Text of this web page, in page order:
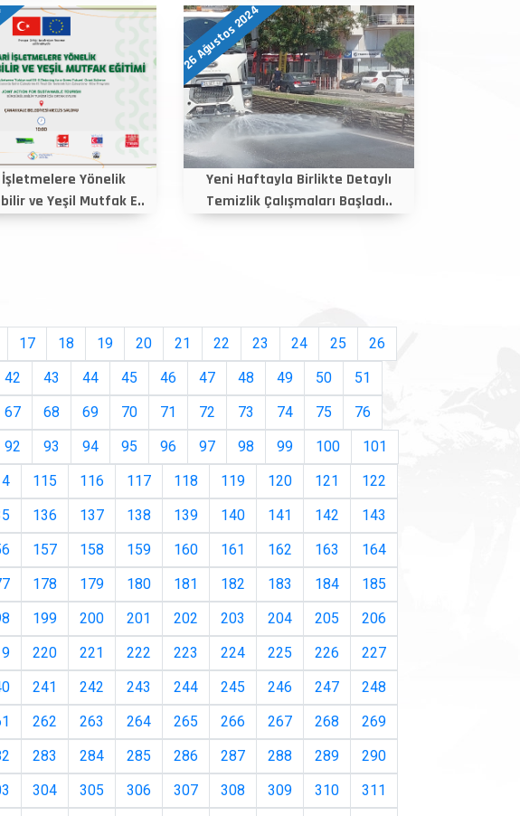
İşletmelere Yönelik
ve Yeşil Mutfak E..
26 Ağustos 2024
Yeni Haftayla Birlikte Detaylı
Temizlik Çalışmaları Başladı..
17 18 19 20 21 22 23 24 25
26
42 43 44 45 46 47 48 49 50
51
67 68 69 70 71 72 73 74 75
76
92 93 94 95 96 97 98 99 100
101
115 116 117 118 119 120 121
122
136 137 138 139 140 141 142
143
157 158 159 160 161 162 163
164
178 179 180 181 182 183 184
185
199 200 201 202 203 204 205
206
220 221 222 223 224 225 226
227
241 242 243 244 245 246 247
248
262 263 264 265 266 267 268
269
283 284 285 286 287 288 289
290
304 305 306 307 308 309 310
311